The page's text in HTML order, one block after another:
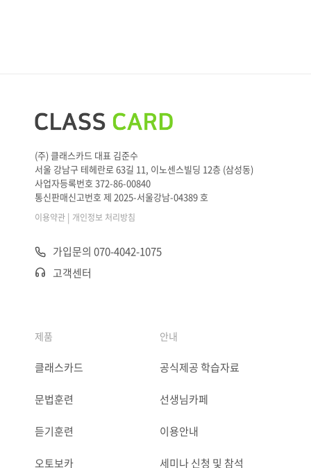
(주) 클래스카드 대표 김준수
서울 강남구 테헤란로 63길 11, 이노센스빌딩 12층 (삼성동)
사업자등록번호 372-86-00840
통신판매신고번호 제 2025-서울강남-04389 호
이용약관 | 개인정보 처리방침
가입문의 070-4042-1075
고객센터
제품
클래스카드
문법훈련
듣기훈련
오토보카
안내
공식제공 학습자료
선생님카페
이용안내
세미나 신청 및 참석